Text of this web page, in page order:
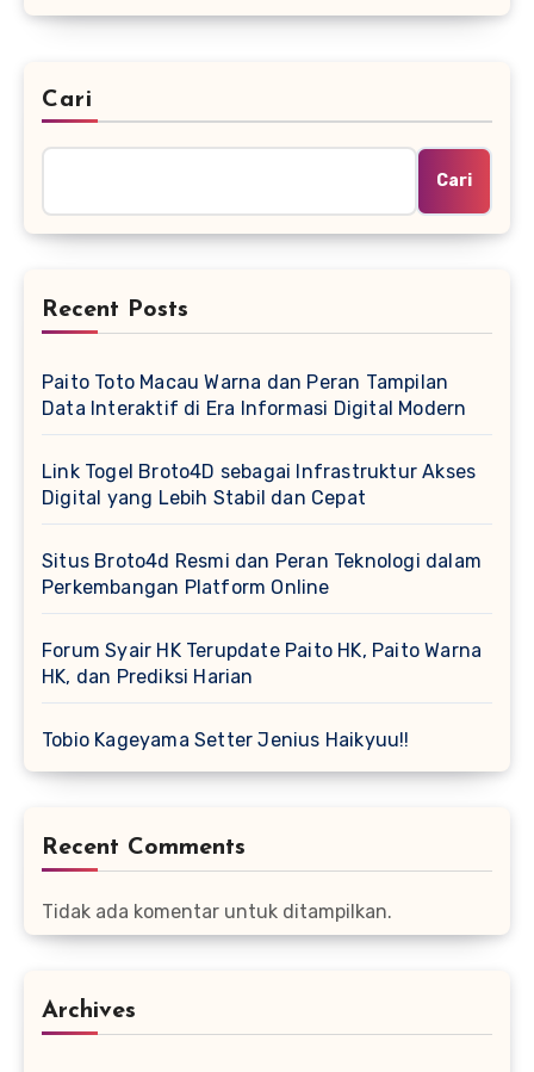
Cari
Cari
Recent Posts
Paito Toto Macau Warna dan Peran Tampilan
Data Interaktif di Era Informasi Digital Modern
Link Togel Broto4D sebagai Infrastruktur Akses
Digital yang Lebih Stabil dan Cepat
Situs Broto4d Resmi dan Peran Teknologi dalam
Perkembangan Platform Online
Forum Syair HK Terupdate Paito HK, Paito Warna
HK, dan Prediksi Harian
Tobio Kageyama Setter Jenius Haikyuu!!
Recent Comments
Tidak ada komentar untuk ditampilkan.
Archives